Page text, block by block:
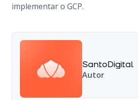
implementar o GCP.
SantoDigital
Autor